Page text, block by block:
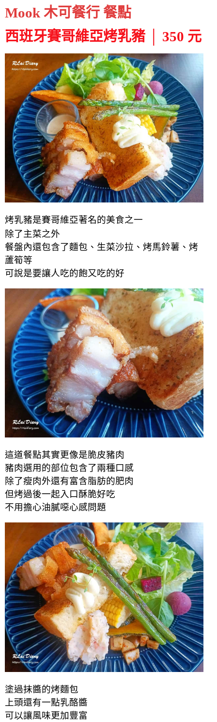
Mook 木可餐行 餐點
西班牙賽哥維亞烤乳豬 │ 350 元
烤乳豬是賽哥維亞著名的美食之一
除了主菜之外
餐盤內還包含了麵包、生菜沙拉、烤馬鈴薯、烤
蘆筍等
可說是要讓人吃的飽又吃的好
這道餐點其實更像是脆皮豬肉
豬肉選用的部位包含了兩種口感
除了瘦肉外還有富含脂肪的肥肉
但烤過後一起入口酥脆好吃
不用擔心油膩噁心感問題
塗過抹醬的烤麵包
上頭還有一點乳酪醬
可以讓風味更加豐富